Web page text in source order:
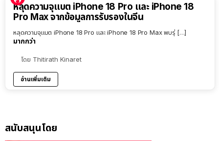
หลุดความจุแบต iPhone 18 Pro และ iPhone 18
Pro Max จากข้อมูลการรับรองในจีน
หลุดความจุแบต iPhone 18 Pro และ iPhone 18 Pro Max พบรุ่ […]
มากกว่า
โดย Thitirath Kinaret
อ่านเพิ่มเติม
สนับสนุนโดย